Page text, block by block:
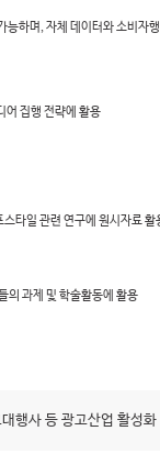
능하며, 자체 데이터와 소비자
어 집행 전략에 활용
타일 관련 연구에 원시자료 활
의 과제 및 학술활동에 활용
행사 등 광고산업 활성화